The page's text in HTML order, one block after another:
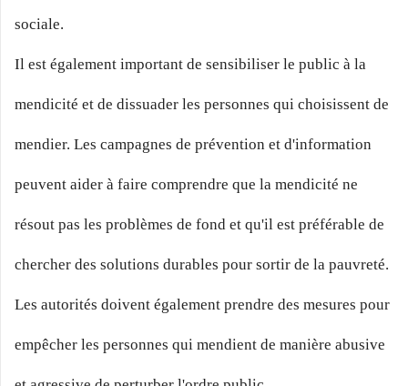
sociale.
Il est également important de sensibiliser le public à la
mendicité et de dissuader les personnes qui choisissent de
mendier. Les campagnes de prévention et d'information
peuvent aider à faire comprendre que la mendicité ne
résout pas les problèmes de fond et qu'il est préférable de
chercher des solutions durables pour sortir de la pauvreté.
Les autorités doivent également prendre des mesures pour
empêcher les personnes qui mendient de manière abusive